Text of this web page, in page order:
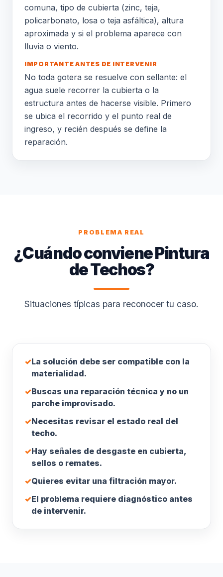
comuna, tipo de cubierta (zinc, teja,
policarbonato, losa o teja asfáltica), altura
aproximada y si el problema aparece con
lluvia o viento.
IMPORTANTE ANTES DE INTERVENIR
No toda gotera se resuelve con sellante: el
agua suele recorrer la cubierta o la
estructura antes de hacerse visible. Primero
se ubica el recorrido y el punto real de
ingreso, y recién después se define la
reparación.
PROBLEMA REAL
¿Cuándo conviene Pintura
de Techos?
Situaciones típicas para reconocer tu caso.
✓La solución debe ser compatible con la
materialidad.
✓Buscas una reparación técnica y no un
parche improvisado.
✓Necesitas revisar el estado real del
techo.
✓Hay señales de desgaste en cubierta,
sellos o remates.
✓Quieres evitar una filtración mayor.
✓El problema requiere diagnóstico antes
de intervenir.